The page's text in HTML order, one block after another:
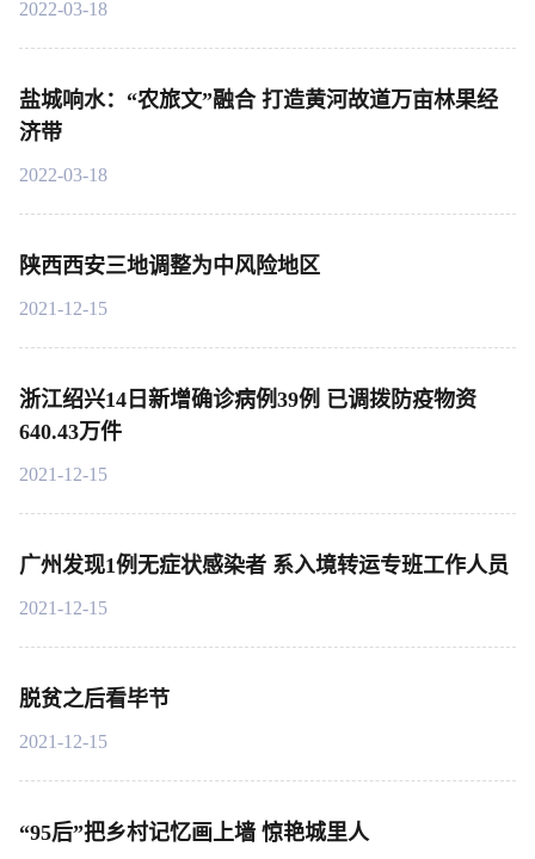
2022-03-18
盐城响水：“农旅文”融合 打造黄河故道万亩林果经
济带
2022-03-18
陕西西安三地调整为中风险地区
2021-12-15
浙江绍兴14日新增确诊病例39例 已调拨防疫物资
640.43万件
2021-12-15
广州发现1例无症状感染者 系入境转运专班工作人员
2021-12-15
脱贫之后看毕节
2021-12-15
“95后”把乡村记忆画上墙 惊艳城里人